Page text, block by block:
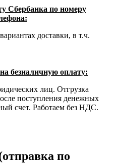
Сбербанка по номеру
доставки, в т.ч.
безналичную оплату:
лиц. Отгрузка
поступления денежных
счет. Работаем без НДС.
по